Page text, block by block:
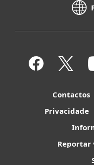
Contactos
Privacidade
Reportar